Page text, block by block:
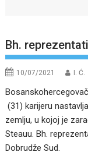
Bh.
10/07/2021 I. Ć.
(31) karijeru
zemlju, u kojoj je
Steauu. Bh.
Dobrudže Sud.